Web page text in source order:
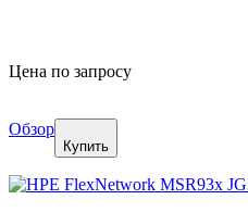
Цена по запросу
Обзор
Купить